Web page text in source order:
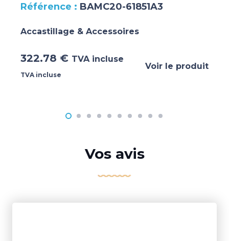
BAMC20-61851A3
Accastillage & Accessoires
322.78 € TVA incluse
TVA incluse
Voir le produit
Vos avis